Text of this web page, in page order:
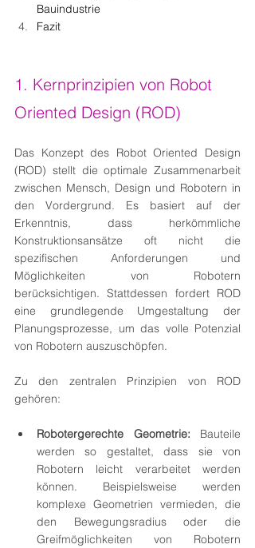
Bauindustrie
Fazit
1. Kernprinzipien von Robot
Oriented Design (ROD)
Das Konzept des Robot Oriented Design
(ROD) stellt die optimale Zusammenarbeit
zwischen Mensch, Design und Robotern in
den Vordergrund. Es basiert auf der
Erkenntnis, dass herkömmliche
Konstruktionsansätze oft nicht die
spezifischen Anforderungen und
Möglichkeiten von Robotern
berücksichtigen. Stattdessen fordert ROD
eine grundlegende Umgestaltung der
Planungsprozesse, um das volle Potenzial
von Robotern auszuschöpfen.
Zu den zentralen Prinzipien von ROD
gehören:
Robotergerechte Geometrie: Bauteile
werden so gestaltet, dass sie von
Robotern leicht verarbeitet werden
können. Beispielsweise werden
komplexe Geometrien vermieden, die
den Bewegungsradius oder die
Greifmöglichkeiten von Robotern